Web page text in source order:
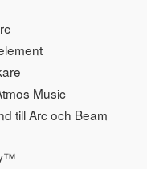
Music
till Arc och Beam